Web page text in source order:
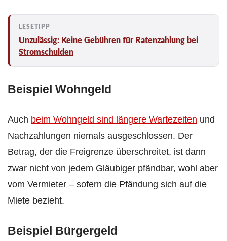
Unzulässig: Keine Gebühren für Ratenzahlung bei
Stromschulden
Beispiel Wohngeld
Auch beim Wohngeld sind längere Wartezeiten und
Nachzahlungen niemals ausgeschlossen. Der
Betrag, der die Freigrenze überschreitet, ist dann
zwar nicht von jedem Gläubiger pfändbar, wohl aber
vom Vermieter – sofern die Pfändung sich auf die
Miete bezieht.
Beispiel Bürgergeld